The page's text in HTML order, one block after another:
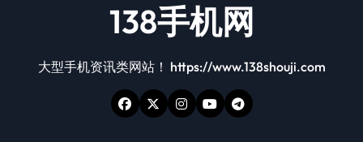
138手机网
大型手机资讯类网站！ https://www.138shouji.com